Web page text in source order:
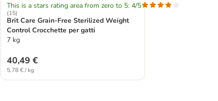
This is a stars rating area from zero to 5: 4/5
(15)
Brit Care Grain-Free Sterilized Weight
Control Crocchette per gatti
7 kg
40,49 €
5,78 € / kg